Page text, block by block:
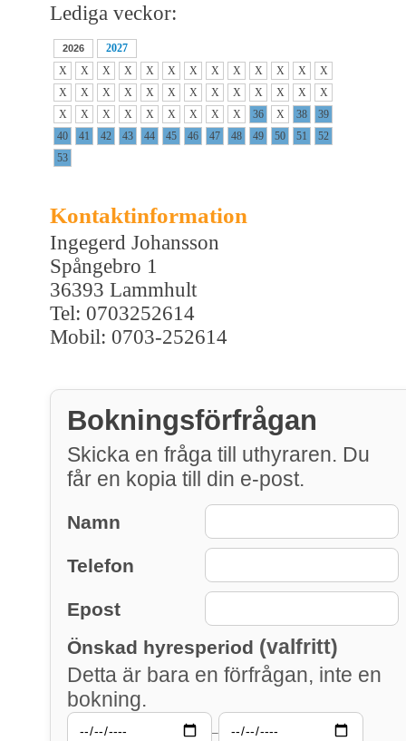
Lediga veckor:
2026
2027
X
X X X X X X X X X X X
X
X
X X X X X X X X X X X
X
X
X X X X X X X X 36 X 38
39
40
41 42 43 44 45 46 47 48 49 50 51
52
53
Kontaktinformation
Ingegerd Johansson
Spångebro 1
36393 Lammhult
Tel: 0703252614
Mobil: 0703-252614
Bokningsförfrågan
Skicka en fråga till uthyraren. Du
får en kopia till din e-post.
Namn
Telefon
Epost
Önskad hyresperiod (valfritt)
Detta är bara en förfrågan, inte en
bokning.
–